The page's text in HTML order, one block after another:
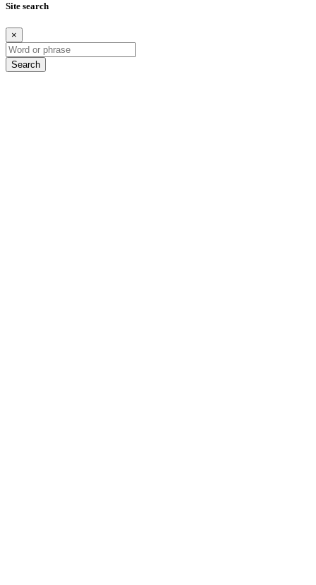
Site search
×
Search